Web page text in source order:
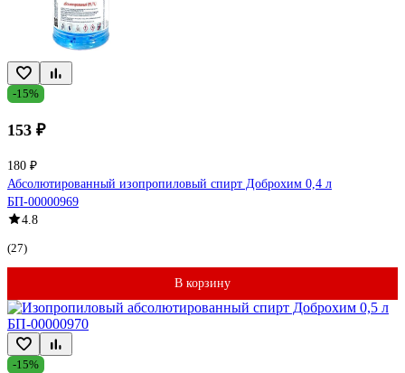
-15%
153 ₽
180 ₽
Абсолютированный изопропиловый спирт Доброхим 0,4 л
БП-00000969
4.8
(27)
В корзину
-15%